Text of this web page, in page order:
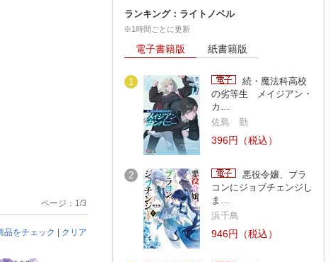
ページ：1/3
品をチェック | クリア
ランキング：ライトノベル
※1時間ごとに更新
電子書籍版 紙書籍版
1
続・魔法科高校
の劣等生 メイジアン・
カ…
佐島 勤
396円（税込）
2
悪役令嬢、ブラ
コンにジョブチェンジし
ま…
浜千鳥
946円（税込）